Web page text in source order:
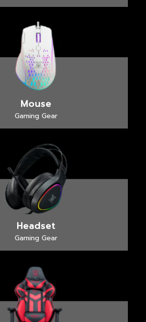
Mouse
Gaming Gear
Headset
Gaming Gear